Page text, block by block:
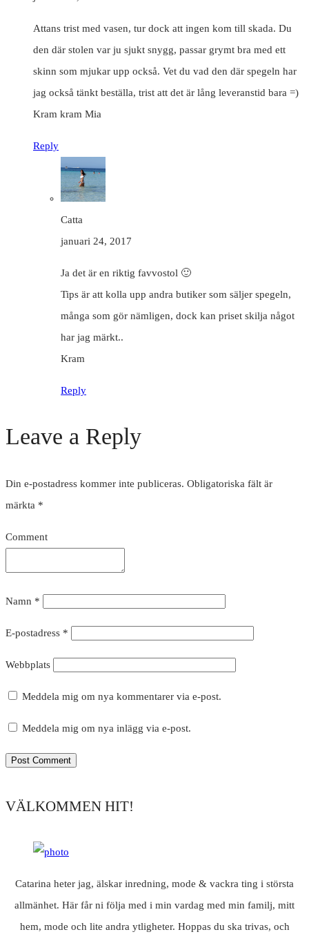
Attans trist med vasen, tur dock att ingen kom till skada. Du
den där stolen var ju sjukt snygg, passar grymt bra med ett
skinn som mjukar upp också. Vet du vad den där spegeln har
jag också tänkt beställa, trist att det är lång leveranstid bara =)
Kram kram Mia
Reply
Catta
januari 24, 2017
Ja det är en riktig favvostol 🙂
Tips är att kolla upp andra butiker som säljer spegeln,
många som gör nämligen, dock kan priset skilja något
har jag märkt..
Kram
Reply
Leave a Reply
Din e-postadress kommer inte publiceras. Obligatoriska fält är
märkta *
Comment
Namn *
E-postadress *
Webbplats
Meddela mig om nya kommentarer via e-post.
Meddela mig om nya inlägg via e-post.
VÄLKOMMEN HIT!
Catarina heter jag, älskar inredning, mode & vackra ting i största
allmänhet. Här får ni följa med i min vardag med min familj, mitt
hem, mode och lite andra ytligheter. Hoppas du ska trivas, och